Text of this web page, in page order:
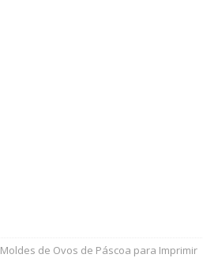
Moldes de Ovos de Páscoa para Imprimir